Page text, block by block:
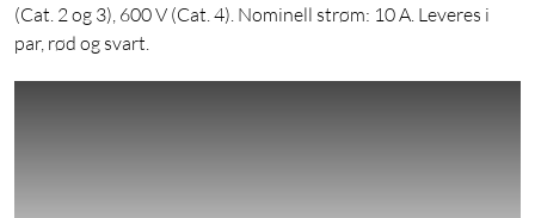
(Cat. 2 og 3), 600 V (Cat. 4). Nominell strøm: 10 A. Leveres i
par, rød og svart.